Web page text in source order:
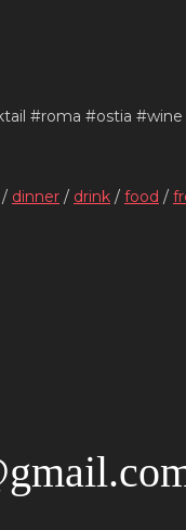
#roma #ostia
/ dinner / drink / food /